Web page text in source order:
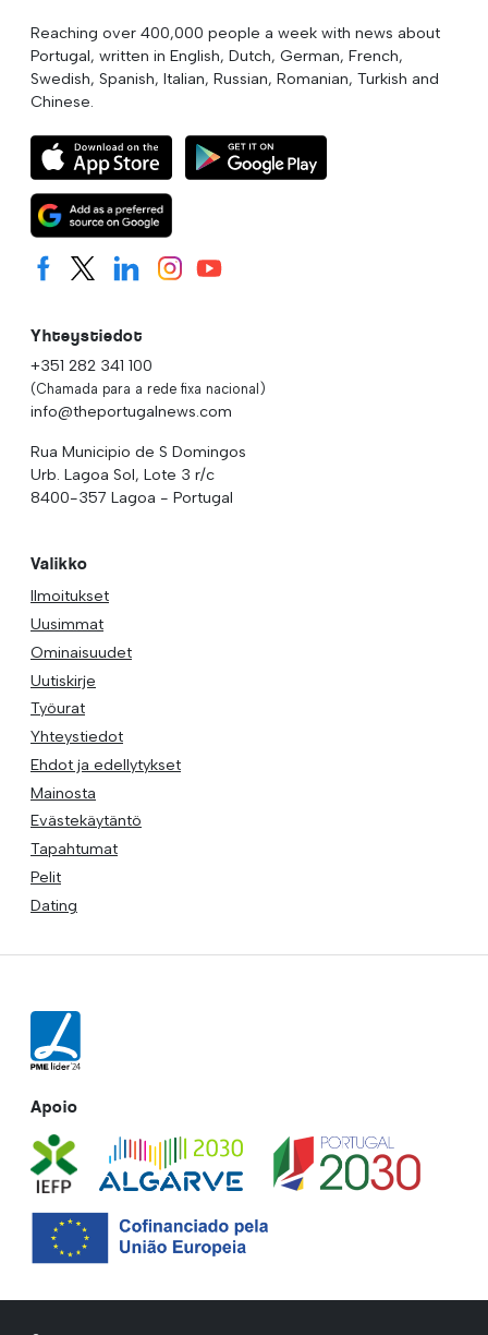
Reaching over 400,000 people a week with news about
Portugal, written in English, Dutch, German, French,
Swedish, Spanish, Italian, Russian, Romanian, Turkish and
Chinese.
Yhteystiedot
+351 282 341 100
(Chamada para a rede fixa nacional)
info@theportugalnews.com
Rua Municipio de S Domingos
Urb. Lagoa Sol, Lote 3 r/c
8400-357 Lagoa - Portugal
Valikko
Ilmoitukset
Uusimmat
Ominaisuudet
Uutiskirje
Työurat
Yhteystiedot
Ehdot ja edellytykset
Mainosta
Evästekäytäntö
Tapahtumat
Pelit
Dating
Apoio